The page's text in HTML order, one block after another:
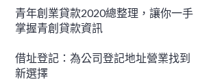
青年創業貸款2020總整理，讓你一手
掌握青創貸款資訊
借址登記：為公司登記地址營業找到
新選擇